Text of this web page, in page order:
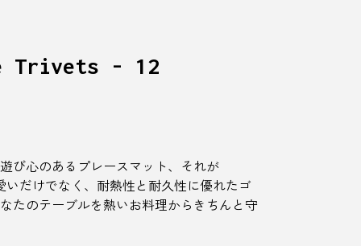
Trivets - 12
び心のあるプレースマット、それが
いだけでなく、耐熱性と耐久性に優れたゴ
たのテーブルを熱いお料理からきちんと守